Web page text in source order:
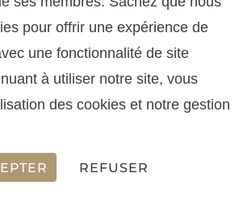
m
pour offrir une expérience de
une fonctionnalité de site
à utiliser notre site, vous
des cookies et notre gestion
REFUSER